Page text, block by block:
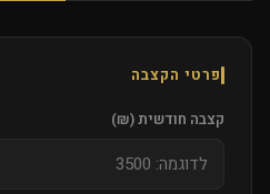
פרטי הקצבה
קצבה חודשית (₪)